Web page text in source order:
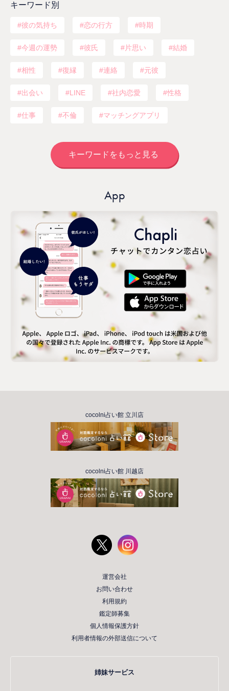
キーワード別
彼の気持ち 恋の行方 時期
今週の運勢 彼氏 片思い 結婚
相性 復縁 連絡 元彼
出会い LINE 社内恋愛 性格
仕事 不倫 マッチングアプリ
キーワードをもっと見る
App
cocolni占い館 立川店
cocolni占い館 川越店
運営会社
お問い合わせ
利用規約
鑑定師募集
個人情報保護方針
利用者情報の外部送信について
姉妹サービス